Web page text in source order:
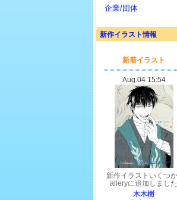
企業/団体
新作イラスト情報